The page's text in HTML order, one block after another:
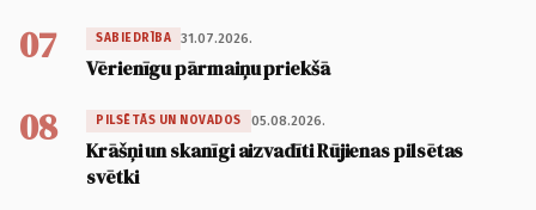
07 SABIEDRĪBA 31.07.2026.
Vērienīgu pārmaiņu priekšā
08 PILSĒTĀS UN NOVADOS 05.08.2026.
Krāšņi un skanīgi aizvadīti Rūjienas pilsētas
svētki